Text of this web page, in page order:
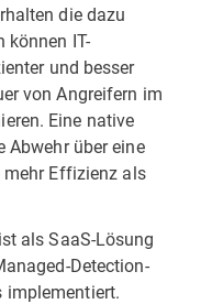
die dazu
können IT-
und besser
von Angreifern im
Eine native
Abwehr über eine
Effizienz als
als SaaS-Lösung
Detection-
implementiert.